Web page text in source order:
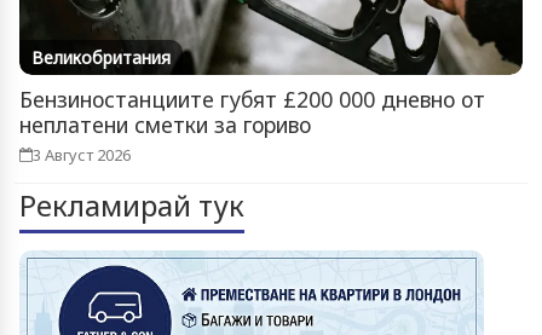
Великобритания
Бензиностанциите губят £200 000 дневно от
неплатени сметки за гориво
3 Август 2026
Рекламирай тук